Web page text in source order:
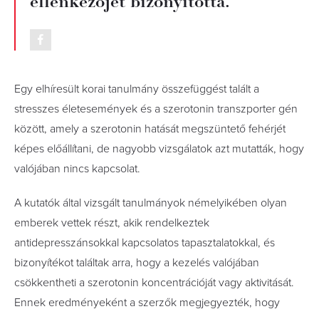
Egy elhíresült korai tanulmány összefüggést talált a
stresszes életesemények és a szerotonin transzporter gén
között, amely a szerotonin hatását megszüntető fehérjét
képes előállítani, de nagyobb vizsgálatok azt mutatták, hogy
valójában nincs kapcsolat.
A kutatók által vizsgált tanulmányok némelyikében olyan
emberek vettek részt, akik rendelkeztek
antidepresszánsokkal kapcsolatos tapasztalatokkal, és
bizonyítékot találtak arra, hogy a kezelés valójában
csökkentheti a szerotonin koncentrációját vagy aktivitását.
Ennek eredményeként a szerzők megjegyezték, hogy